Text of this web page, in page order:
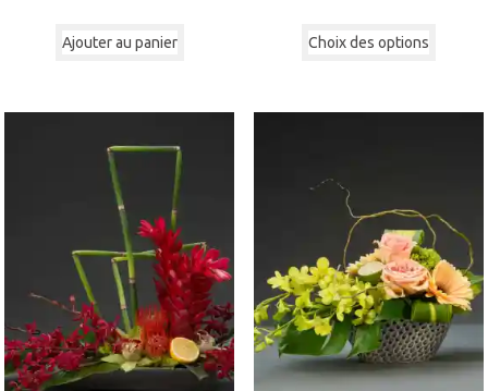
Ajouter au panier
prix :
Choix des options
être
sur
la
page
du